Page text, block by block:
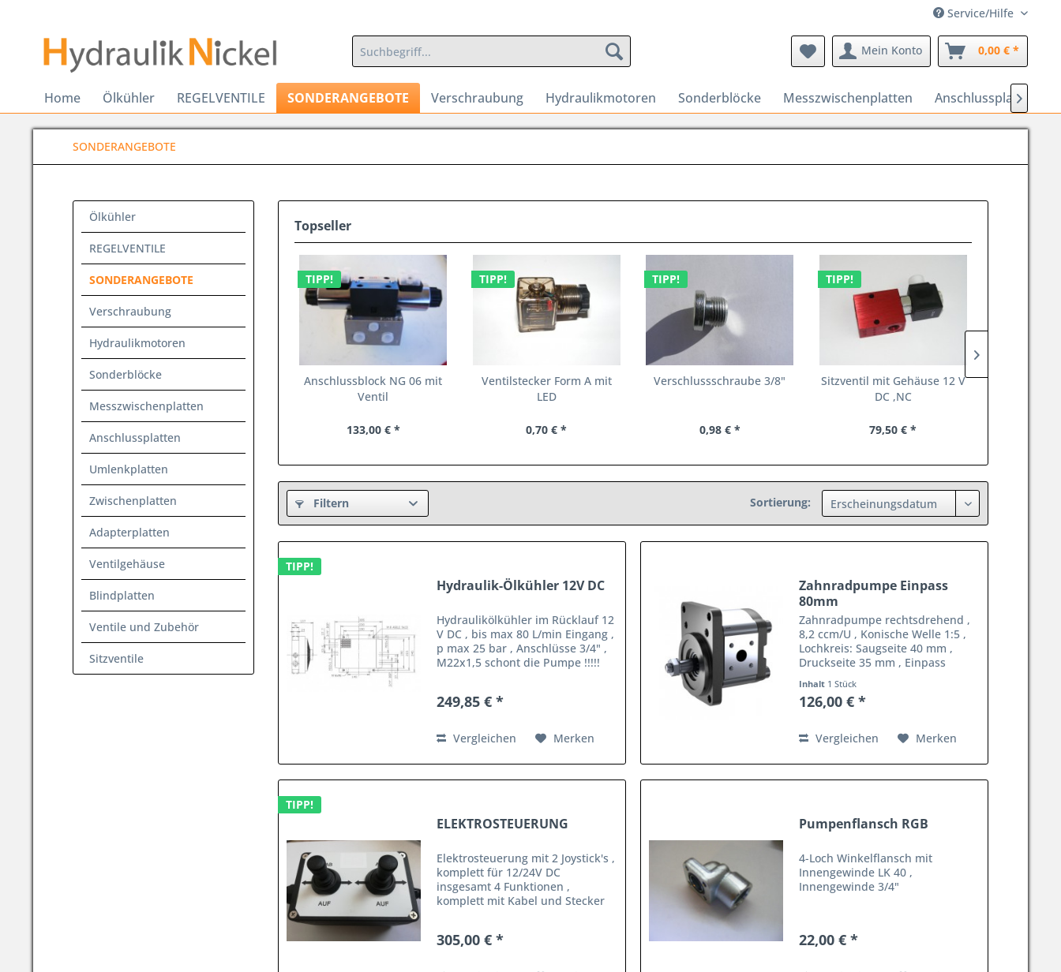
Service/Hilfe
Mein Konto 0,00 € *
Home Ölkühler REGELVENTILE SONDERANGEBOTE Verschraubung Hydraulikmotoren Sonderblöcke Messzwischenplatten Anschlussplatten

SONDERANGEBOTE
Ölkühler
REGELVENTILE
SONDERANGEBOTE
Verschraubung
Hydraulikmotoren
Sonderblöcke
Messzwischenplatten
Anschlussplatten
Umlenkplatten
Zwischenplatten
Adapterplatten
Ventilgehäuse
Blindplatten
Ventile und Zubehör
Sitzventile
Topseller
TIPP!
Anschlussblock NG 06 mit
Ventil
133,00 € *
TIPP!
Ventilstecker Form A mit
LED
0,70 € *
TIPP!
Verschlussschraube 3/8"
0,98 € *
TIPP!
Sitzventil mit Gehäuse 12 V
DC ,NC
79,50 € *
Filtern Sortierung:
TIPP!
Hydraulik-Ölkühler 12V DC
Hydraulikölkühler im Rücklauf 12
V DC , bis max 80 L/min Eingang ,
p max 25 bar , Anschlüsse 3/4" ,
M22x1,5 schont die Pumpe !!!!!
noch wenige am Lager !!!!!!! ab
249,85 € *
Vergleichen Merken
Zahnradpumpe Einpass
80mm
Zahnradpumpe rechtsdrehend ,
8,2 ccm/U , Konische Welle 1:5 ,
Lochkreis: Saugseite 40 mm ,
Druckseite 35 mm , Einpass
Nr. 0510 425 009 ab 01.07.2026 +
4,5 % Teuerungszuschlag !!!!!
Inhalt 1 Stück
126,00 € *
Vergleichen Merken
TIPP!
ELEKTROSTEUERUNG
Elektrosteuerung mit 2 Joystick's ,
komplett für 12/24V DC
insgesamt 4 Funktionen ,
komplett mit Kabel und Stecker
305,00 € *
Pumpenflansch RGB
4-Loch Winkelflansch mit
Innengewinde LK 40 ,
Innengewinde 3/4"
22,00 € *